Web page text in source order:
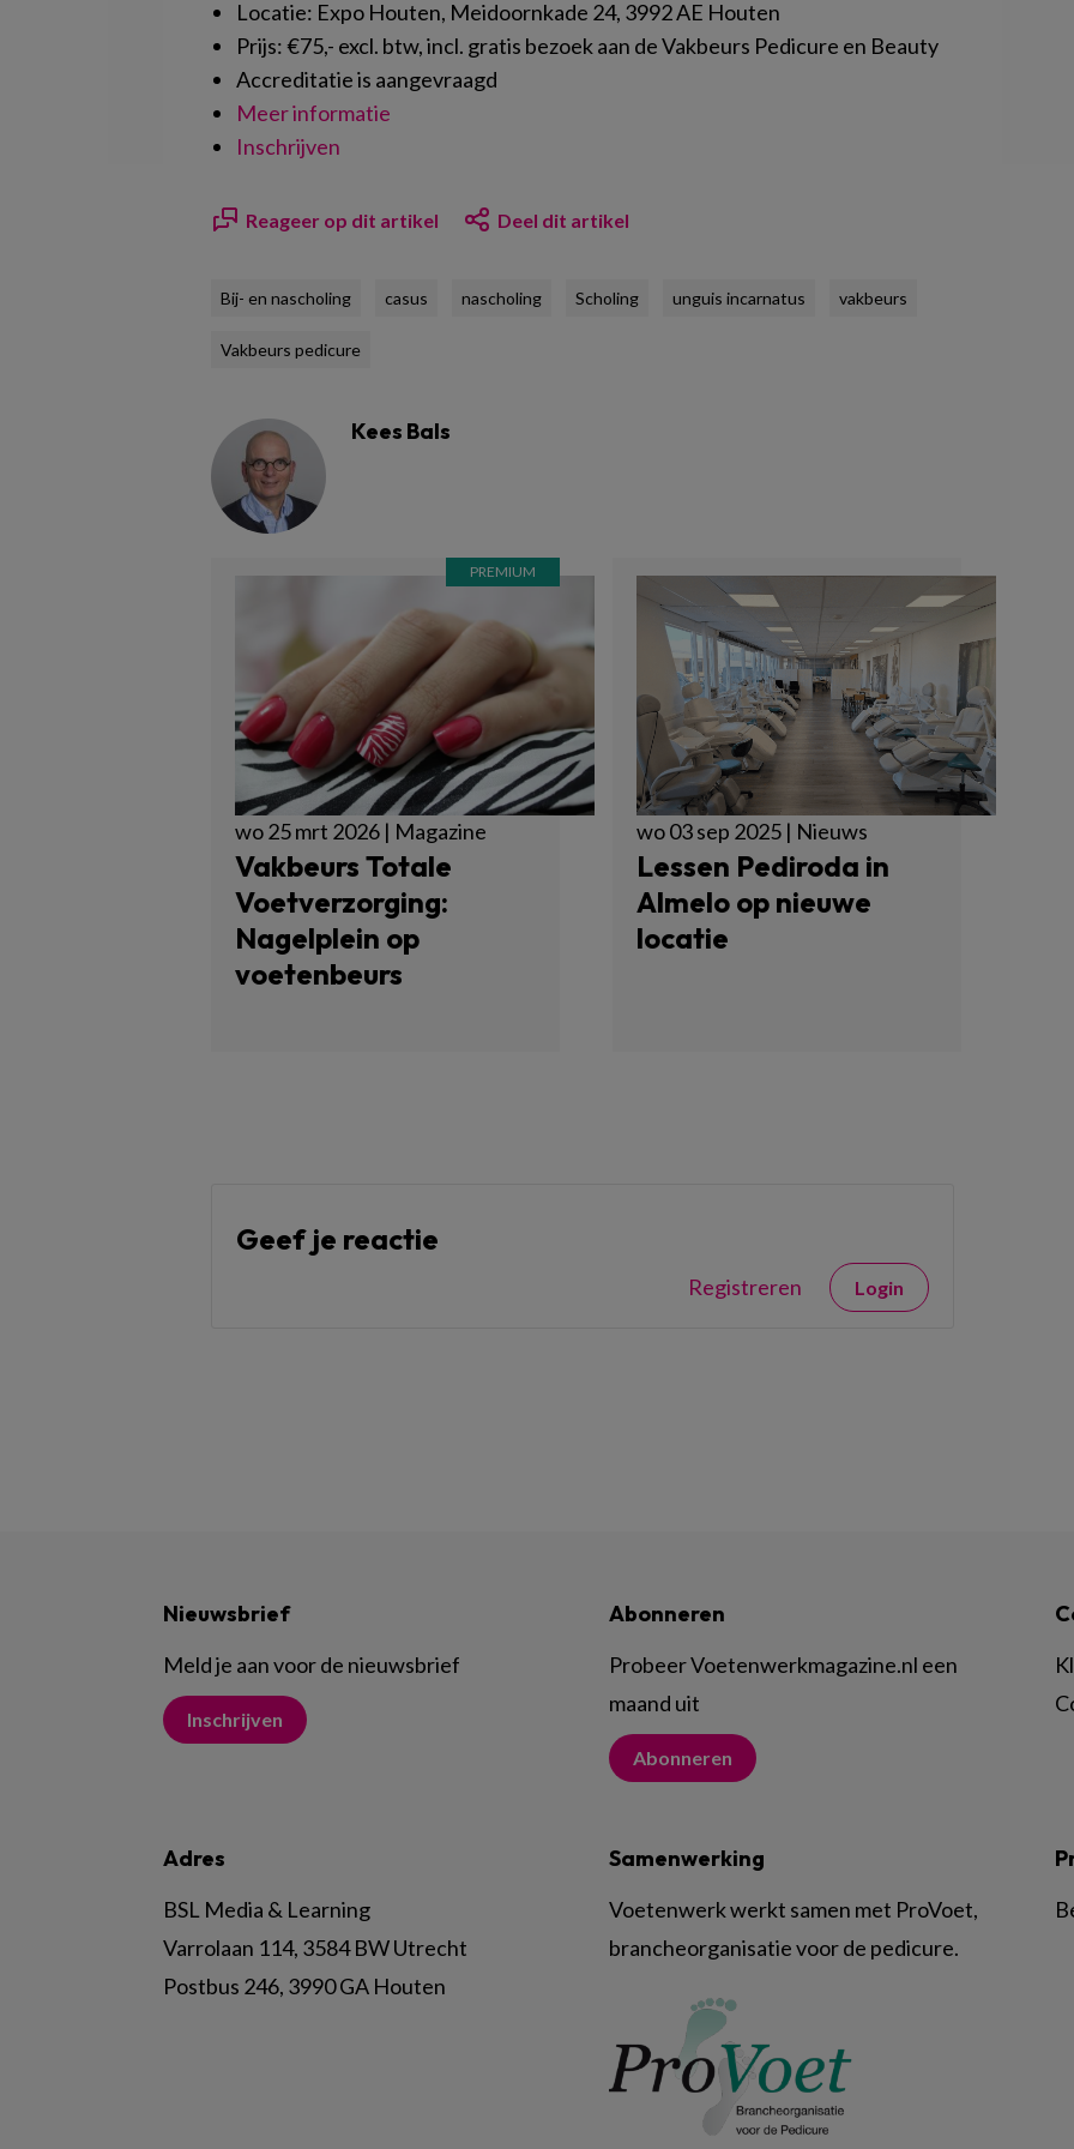
Locatie: Expo Houten, Meidoornkade 24, 3992 AE Houten
Prijs: €75,- excl. btw, incl. gratis bezoek aan de Vakbeurs Pedicure en Beauty
Accreditatie is aangevraagd
Meer informatie
Inschrijven
Reageer op dit artikel Deel dit artikel
Bij- en nascholing casus nascholing Scholing unguis incarnatus vakbeurs
Vakbeurs pedicure
Kees Bals
wo 25 mrt 2026 | Magazine
Vakbeurs Totale
Voetverzorging:
Nagelplein op
voetenbeurs
wo 03 sep 2025 | Nieuws
Lessen Pediroda in
Almelo op nieuwe
locatie
Geef je reactie
Registreren Login
Nieuwsbrief
Meld je aan voor de nieuwsbrief
Inschrijven
Abonneren
Probeer Voetenwerkmagazine.nl een
maand uit
Abonneren
Adres
BSL Media & Learning
Varrolaan 114, 3584 BW Utrecht
Postbus 246, 3990 GA Houten
Samenwerking
Voetenwerk werkt samen met ProVoet,
brancheorganisatie voor de pedicure.